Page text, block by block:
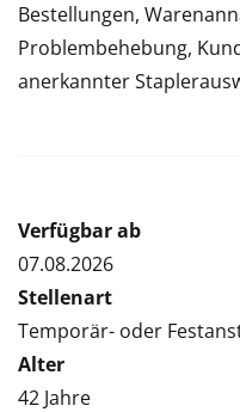
Bestellungen,
Problembehebung,
anerkannter
Verfügbar ab
07.08.2026
Stellenart
Temporär- oder
Alter
42 Jahre